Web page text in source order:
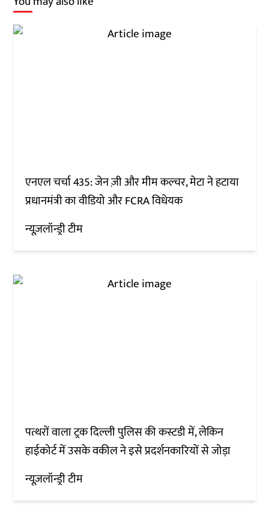
एनएल चर्चा 435: जेन ज़ी और मीम कल्चर, मेटा ने हटाया
प्रधानमंत्री का वीडियो और FCRA विधेयक
न्यूज़लॉन्ड्री टीम
पत्थरों वाला ट्रक दिल्ली पुलिस की कस्टडी में, लेकिन
हाईकोर्ट में उसके वकील ने इसे प्रदर्शनकारियों से जोड़ा
न्यूज़लॉन्ड्री टीम